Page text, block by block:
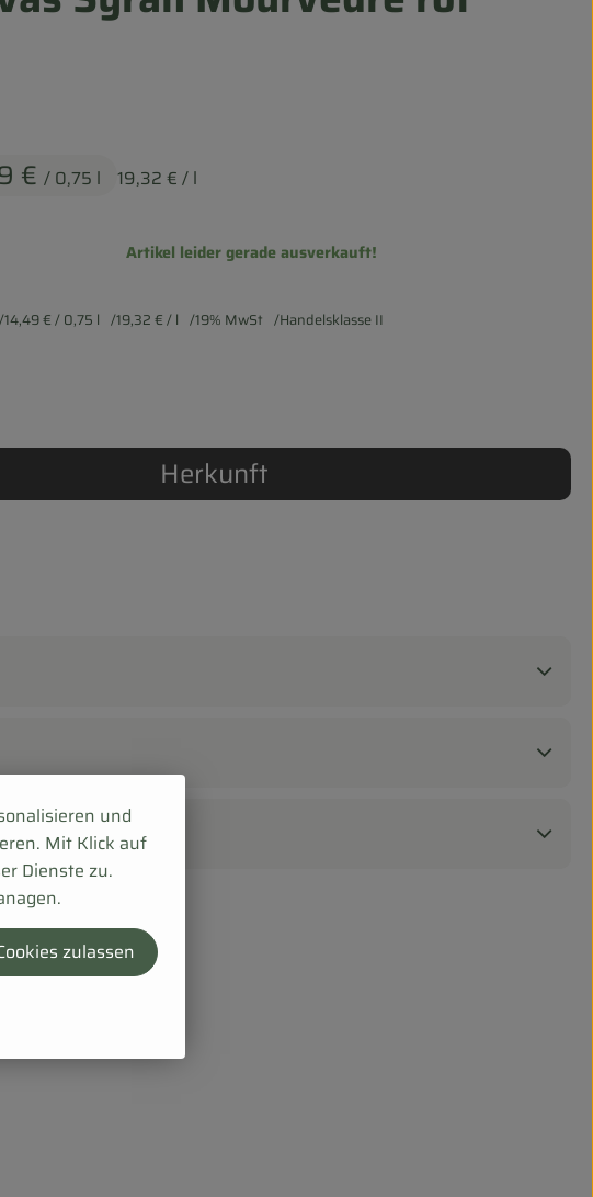
€ / 0,75 l 19,32 € / l
Artikel leider gerade ausverkauft!
14,49 €/ 0,75 l 19,32 €/ l 19% MwSt Handelsklasse II
Herkunft
und
Mit Klick auf
Dienste zu.
zulassen